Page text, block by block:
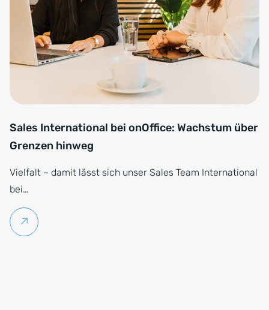
Sales International bei onOffice: Wachstum über
Grenzen hinweg
Vielfalt – damit lässt sich unser Sales Team International
bei…
Weiterlesen